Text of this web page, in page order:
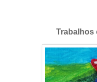
Trabalhos